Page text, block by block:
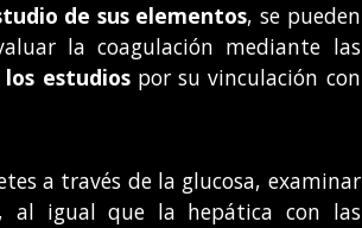
de sus elementos, se pueden
la coagulación mediante las
estudiospor su vinculación con
a través de la glucosa, examinar
al igual que la hepática con las